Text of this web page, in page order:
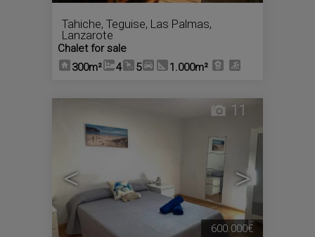
Tahiche, Teguise, Las Palmas,
Lanzarote
Chalet for sale
300m²
4 5 1.000m²
< >
11
600.000€